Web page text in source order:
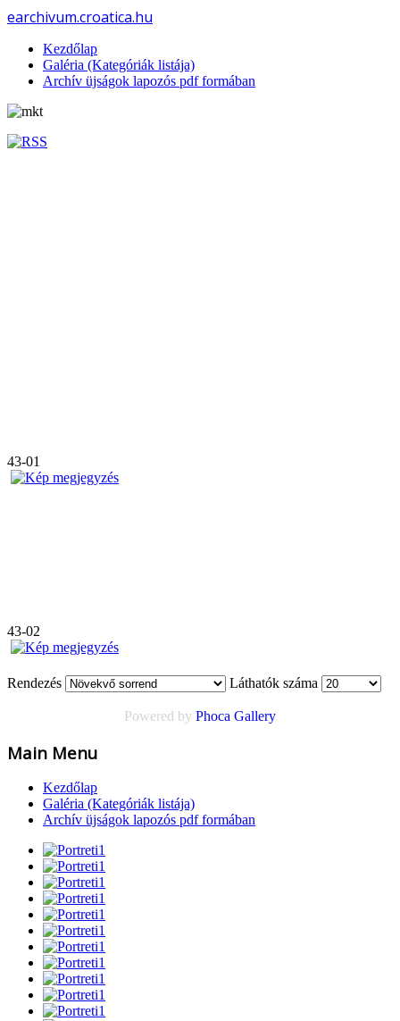
earchivum.croatica.hu
Kezdőlap
Galéria (Kategóriák listája)
Archív üjságok lapozós pdf formában
43-01
43-02
Rendezés Láthatók száma
Powered by Phoca Gallery
Main Menu
Kezdőlap
Galéria (Kategóriák listája)
Archív üjságok lapozós pdf formában